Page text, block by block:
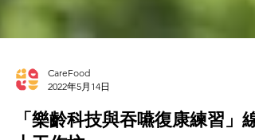
2022年5月14日